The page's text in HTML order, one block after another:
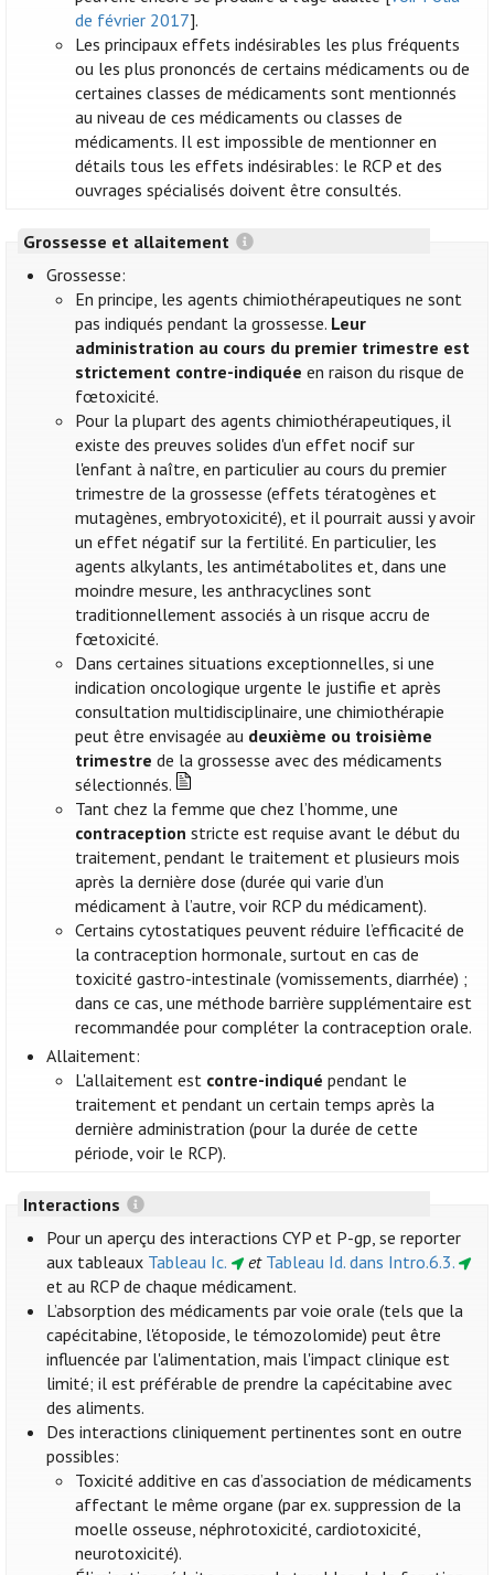
de février 2017].
Les principaux effets indésirables les plus fréquents
ou les plus prononcés de certains médicaments ou de
certaines classes de médicaments sont mentionnés
au niveau de ces médicaments ou classes de
médicaments. Il est impossible de mentionner en
détails tous les effets indésirables: le RCP et des
ouvrages spécialisés doivent être consultés.
Grossesse et allaitement
Grossesse:
En principe, les agents chimiothérapeutiques ne sont
pas indiqués pendant la grossesse. Leur
administration au cours du premier trimestre est
strictement contre-indiquée en raison du risque de
fœtoxicité.
Pour la plupart des agents chimiothérapeutiques, il
existe des preuves solides d'un effet nocif sur
l'enfant à naître, en particulier au cours du premier
trimestre de la grossesse (effets tératogènes et
mutagènes, embryotoxicité), et il pourrait aussi y avoir
un effet négatif sur la fertilité. En particulier, les
agents alkylants, les antimétabolites et, dans une
moindre mesure, les anthracyclines sont
traditionnellement associés à un risque accru de
fœtoxicité.
Dans certaines situations exceptionnelles, si une
indication oncologique urgente le justifie et après
consultation multidisciplinaire, une chimiothérapie
peut être envisagée au deuxième ou troisième
trimestre de la grossesse avec des médicaments
sélectionnés.
Tant chez la femme que chez l’homme, une
contraception stricte est requise avant le début du
traitement, pendant le traitement et plusieurs mois
après la dernière dose (durée qui varie d’un
médicament à l’autre, voir RCP du médicament).
Certains cytostatiques peuvent réduire l’efficacité de
la contraception hormonale, surtout en cas de
toxicité gastro-intestinale (vomissements, diarrhée) ;
dans ce cas, une méthode barrière supplémentaire est
recommandée pour compléter la contraception orale.
Allaitement:
L'allaitement est contre-indiqué pendant le
traitement et pendant un certain temps après la
dernière administration (pour la durée de cette
période, voir le RCP).
Interactions
Pour un aperçu des interactions CYP et P-gp, se reporter
aux tableaux Tableau Ic. et Tableau Id. dans Intro.6.3.
et au RCP de chaque médicament.
L’absorption des médicaments par voie orale (tels que la
capécitabine, l'étoposide, le témozolomide) peut être
influencée par l'alimentation, mais l'impact clinique est
limité; il est préférable de prendre la capécitabine avec
des aliments.
Des interactions cliniquement pertinentes sont en outre
possibles:
Toxicité additive en cas d’association de médicaments
affectant le même organe (par ex. suppression de la
moelle osseuse, néphrotoxicité, cardiotoxicité,
neurotoxicité).